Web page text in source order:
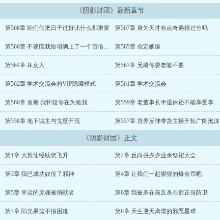
境求生模式，无视严正警告以邪魔污染源替代灵气，开启未授权的非
法异种升仙路。身负仙经，狩猎邪神。一把抓住，顷刻炼化。想要在
这个邪魔泛滥的陌生世界混出头，就必须换个活法。比如开办血汗工
我狠狠地赚钱！！！又名剥削异界从拯救邪魔开始再苦苦邪魔，骂名
我来背邪魔A啊，大人，您是我永远的神，从今天起，忠！诚！魔王B
在这个狗屎一样的世界，有大人在，真是太棒了。邪神C烛子哥的恩
情还不完，永远还不完！
《阴影财团》最新章节
第568章 咱们仨把日子过好比什么都重要 第567章 身为天才有点奇遇很过分吗
第566章 不要慌我给咱俩上了一个百倍杠杆 第565章 命定姻缘
第564章 坏女人 第563章 兄嘚你要老婆不要
第562章 学术交流会的VIP隐藏模式 第561章 学术交流会
第560章 袁螗 我怀疑你在为难我 第559章 老董事长半退休还不能享受享受了
第558章 地下城主与戈壁开荒 第557章 培养反律带货主播开拓广阔泡沫
《阴影财团》正文
第1章 大荒仙经助您飞升 第2章 反向拼夕夕业余祭祀大会
第3章 我已成功奴役了邪神 第4章 让我们一起狠狠的爆金币吧
第5章 幸运的灵魂被捐献者 第6章 我被杀在前反杀在后正当防卫
第7章 阳光果篮不怕困难 第8章 天生逆天离谱的邪恶星球